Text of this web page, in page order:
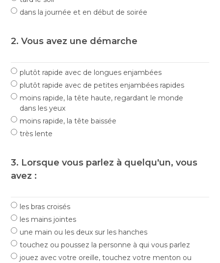
dans la journée et en début de soirée
2. Vous avez une démarche
plutôt rapide avec de longues enjambées
plutôt rapide avec de petites enjambées rapides
moins rapide, la tête haute, regardant le monde
dans les yeux
moins rapide, la tête baissée
très lente
3. Lorsque vous parlez à quelqu'un, vous
avez :
les bras croisés
les mains jointes
une main ou les deux sur les hanches
touchez ou poussez la personne à qui vous parlez
jouez avec votre oreille, touchez votre menton ou